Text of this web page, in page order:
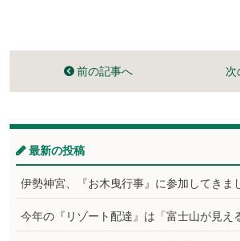
前の記事へ
最新の投稿
伊勢神宮、『お木曳行事』に参加してきま
今年の『リゾート配達』は「富士山が見え